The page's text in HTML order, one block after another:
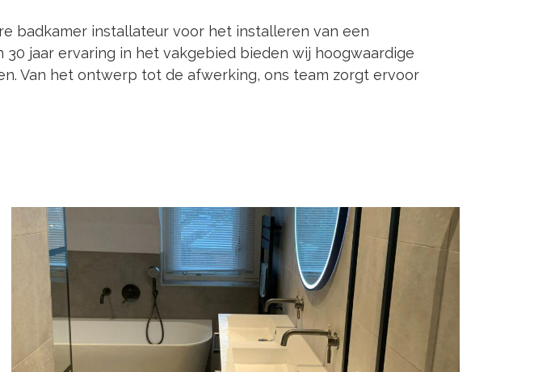
badkamer installateur voor het installeren van een
jaar ervaring in het vakgebied bieden wij hoogwaardige
Van het ontwerp tot de afwerking, ons team zorgt ervoor